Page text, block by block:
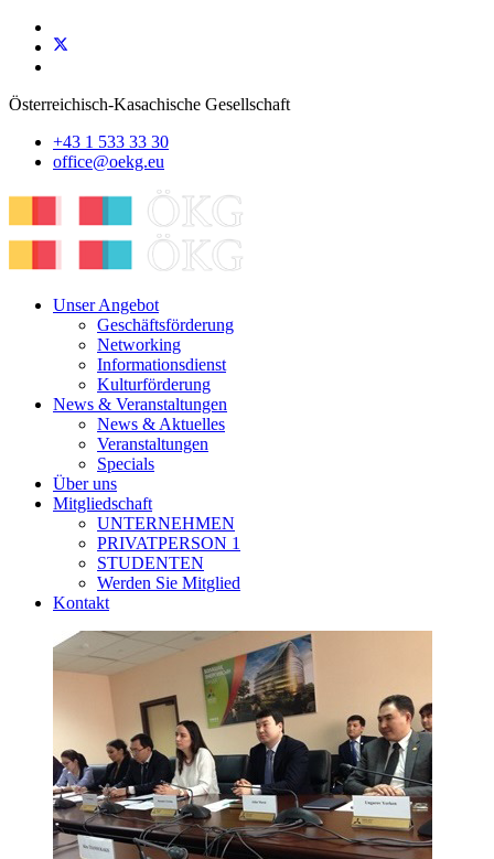
Österreichisch-Kasachische Gesellschaft
+43 1 533 33 30
office@oekg.eu
Unser Angebot
Geschäftsförderung
Networking
Informationsdienst
Kulturförderung
News & Veranstaltungen
News & Aktuelles
Veranstaltungen
Specials
Über uns
Mitgliedschaft
UNTERNEHMEN
PRIVATPERSON 1
STUDENTEN
Werden Sie Mitglied
Kontakt